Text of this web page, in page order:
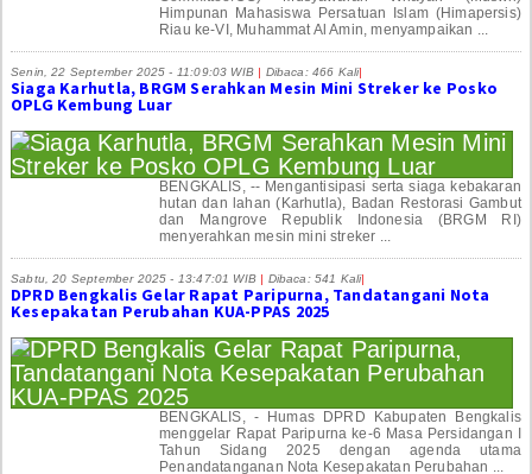
Himpunan Mahasiswa Persatuan Islam (Himapersis)
Riau ke-VI, Muhammat Al Amin, menyampaikan ...
Senin, 22 September 2025 - 11:09:03 WIB | Dibaca: 466 Kali|
Siaga Karhutla, BRGM Serahkan Mesin Mini Streker ke Posko
OPLG Kembung Luar
BENGKALIS, -- Mengantisipasi serta siaga kebakaran
hutan dan lahan (Karhutla), Badan Restorasi Gambut
dan Mangrove Republik Indonesia (BRGM RI)
menyerahkan mesin mini streker ...
Sabtu, 20 September 2025 - 13:47:01 WIB | Dibaca: 541 Kali|
DPRD Bengkalis Gelar Rapat Paripurna, Tandatangani Nota
Kesepakatan Perubahan KUA-PPAS 2025
BENGKALIS, - Humas DPRD Kabupaten Bengkalis
menggelar Rapat Paripurna ke-6 Masa Persidangan I
Tahun Sidang 2025 dengan agenda utama
Penandatanganan Nota Kesepakatan Perubahan ...